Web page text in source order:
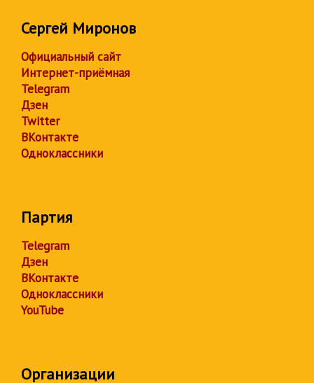
Сергей Миронов
Официальный сайт
Интернет-приёмная
Telegram
Дзен
Twitter
ВКонтакте
Одноклассники
Партия
Telegram
Дзен
ВКонтакте
Одноклассники
YouTube
Организации